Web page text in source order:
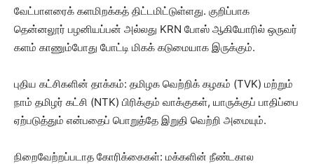
வேட்பாளரைக் களமிறக்கத் திட்டமிட்டுள்ளது. குறிப்பாக
தென்னலூர் பழனியப்பன் அல்லது KRN போஸ் ஆகியோரில் ஒருவர்
களம் காணும்போது போட்டி மிகக் கடுமையாக இருக்கும்.
புதிய கட்சிகளின் தாக்கம்: தமிழக வெற்றிக் கழகம் (TVK) மற்றும்
நாம் தமிழர் கட்சி (NTK) பிரிக்கும் வாக்குகள், யாருக்குப் பாதிப்பை
ஏற்படுத்தும் என்பதைப் பொறுத்தே இறுதி வெற்றி அமையும்.
நிறைவேற்றப்படாத கோரிக்கைகள்: மக்களின் நீண்டகால